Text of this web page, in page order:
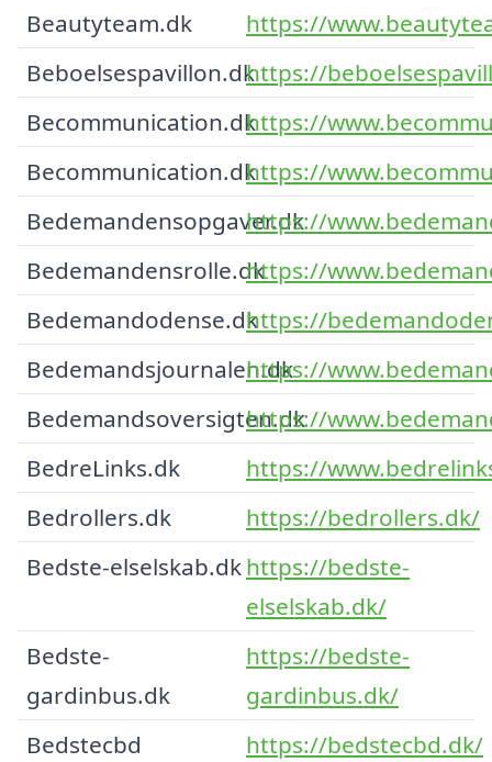
Beautyteam.dk
https://
Beboelsespavillon.dkhttps://
Becommunication.dkhttps://
Becommunication.dkhttps://
Bedemandensopgaver.dk
https://
Bedemandensrolle.dkhttps://
Bedemandodense.dkhttps://
Bedemandsjournalen.dk
https://
Bedemandsoversigten.dk
https://
BedreLinks.dk
https://
Bedrollers.dk
https://bedrollers.dk/
Bedste-elselskab.dkhttps://bedste-
elselskab.dk/
Bedste-
gardinbus.dk
https://bedste-
gardinbus.dk/
Bedstecbd
https://bedstecbd.dk/